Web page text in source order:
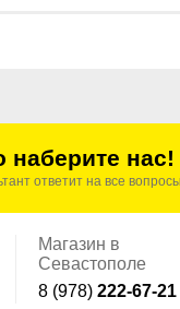
наберите нас!
ответит на все
Магазин в
Севастополе
8 (978) 222-67-21